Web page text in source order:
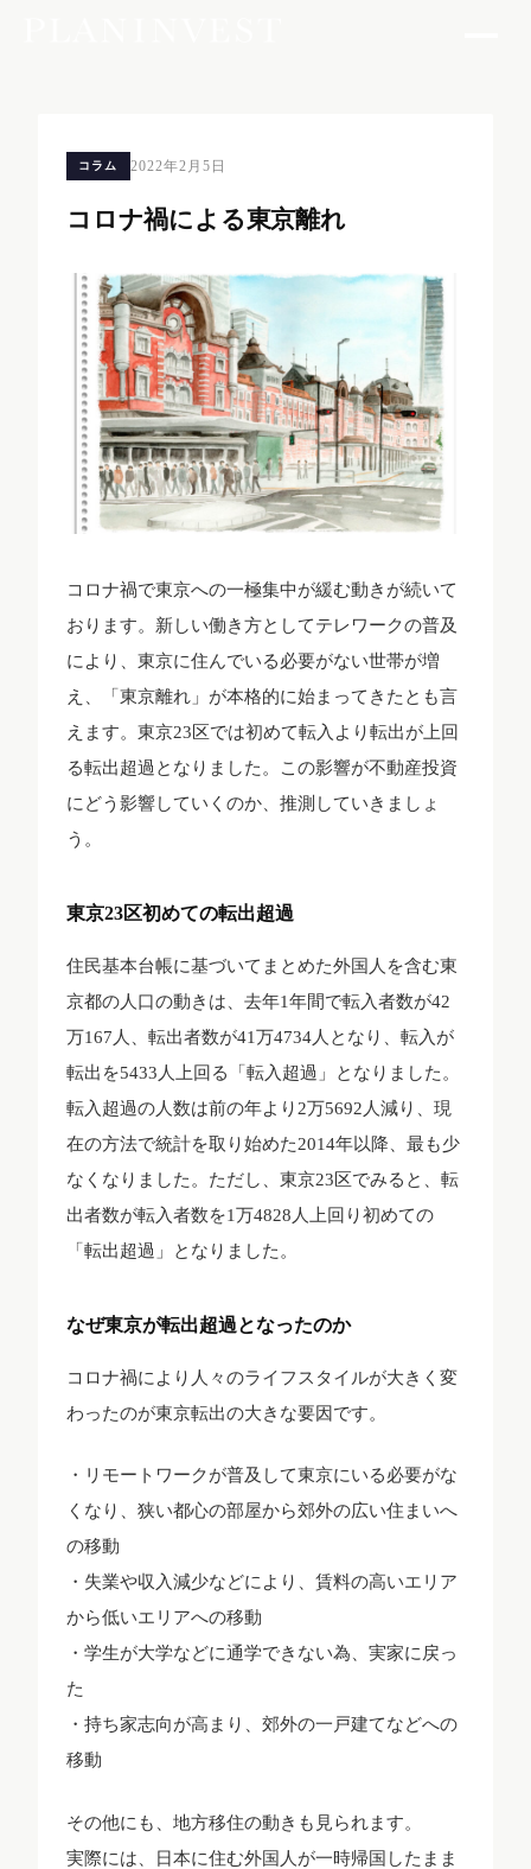
コラム 2022年2月5日
コロナ禍による東京離れ
コロナ禍で東京への一極集中が緩む動きが続いて
おります。新しい働き方としてテレワークの普及
により、東京に住んでいる必要がない世帯が増
え、「東京離れ」が本格的に始まってきたとも言
えます。東京23区では初めて転入より転出が上回
る転出超過となりました。この影響が不動産投資
にどう影響していくのか、推測していきましょ
う。
東京23区初めての転出超過
住民基本台帳に基づいてまとめた外国人を含む東
京都の人口の動きは、去年1年間で転入者数が42
万167人、転出者数が41万4734人となり、転入が
転出を5433人上回る「転入超過」となりました。
転入超過の人数は前の年より2万5692人減り、現
在の方法で統計を取り始めた2014年以降、最も少
なくなりました。ただし、東京23区でみると、転
出者数が転入者数を1万4828人上回り初めての
「転出超過」となりました。
なぜ東京が転出超過となったのか
コロナ禍により人々のライフスタイルが大きく変
わったのが東京転出の大きな要因です。
・リモートワークが普及して東京にいる必要がな
くなり、狭い都心の部屋から郊外の広い住まいへ
の移動
・失業や収入減少などにより、賃料の高いエリア
から低いエリアへの移動
・学生が大学などに通学できない為、実家に戻っ
た
・持ち家志向が高まり、郊外の一戸建てなどへの
移動
その他にも、地方移住の動きも見られます。
実際には、日本に住む外国人が一時帰国したまま